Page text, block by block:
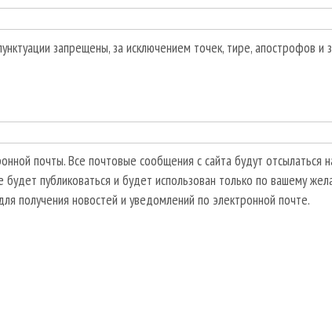
запрещены, за исключением точек, тире, апострофов и
почты. Все почтовые сообщения с сайта будут отсылаться
публиковаться и будет использован только по вашему
получения новостей и уведомлений по электронной почте.